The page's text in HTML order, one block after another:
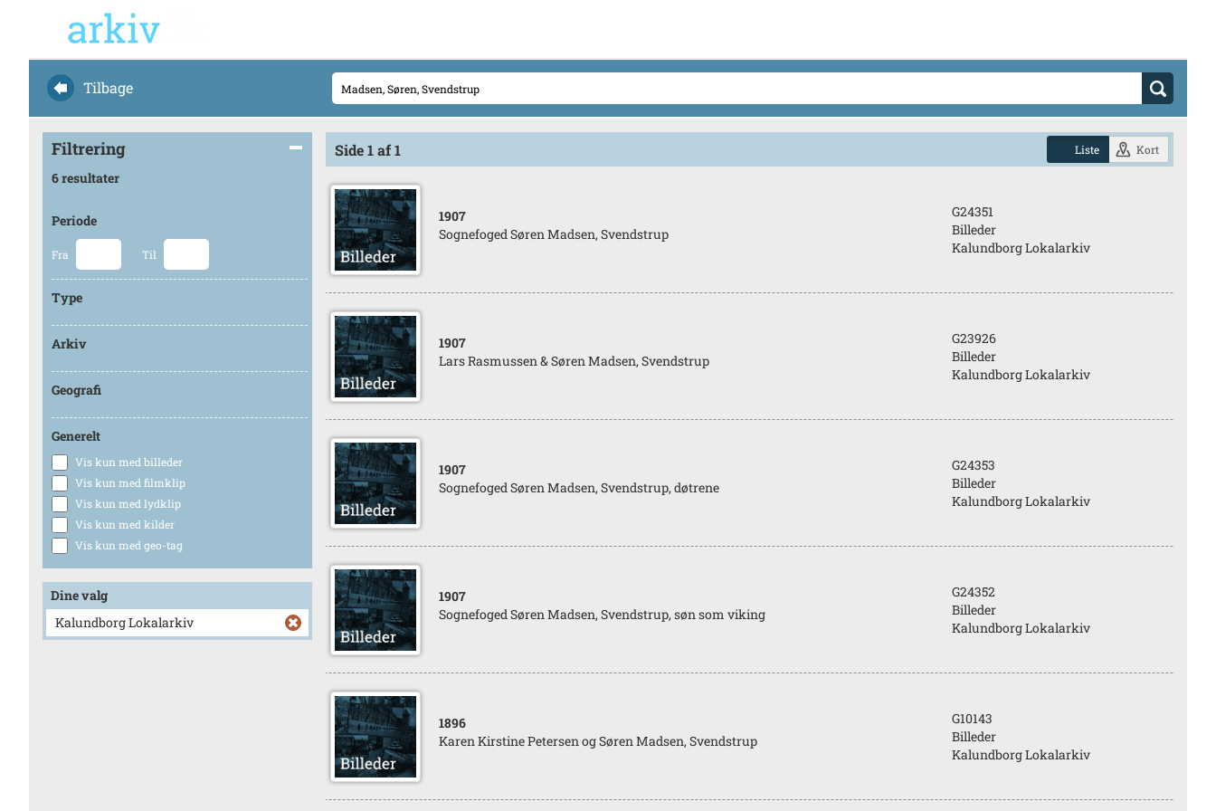
Tilbage
Filtrering
6 resultater
Periode
Fra Til
Type
Arkiv
Geografi
Generelt
Vis kun med billeder
Vis kun med filmklip
Vis kun med lydklip
Vis kun med kilder
Vis kun med geo-tag
Dine valg
Kalundborg Lokalarkiv
Side 1 af 1 Liste Kort
1907
Sognefoged Søren Madsen, Svendstrup
G24351
Billeder
Kalundborg Lokalarkiv
1907
Lars Rasmussen & Søren Madsen, Svendstrup
G23926
Billeder
Kalundborg Lokalarkiv
1907
Sognefoged Søren Madsen, Svendstrup, døtrene
G24353
Billeder
Kalundborg Lokalarkiv
1907
Sognefoged Søren Madsen, Svendstrup, søn som viking
G24352
Billeder
Kalundborg Lokalarkiv
1896
Karen Kirstine Petersen og Søren Madsen, Svendstrup
G10143
Billeder
Kalundborg Lokalarkiv